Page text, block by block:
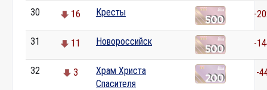
30 16 Кресты -
31 11 Новороссийск -
32 3
Храм Христа
Спасителя
-